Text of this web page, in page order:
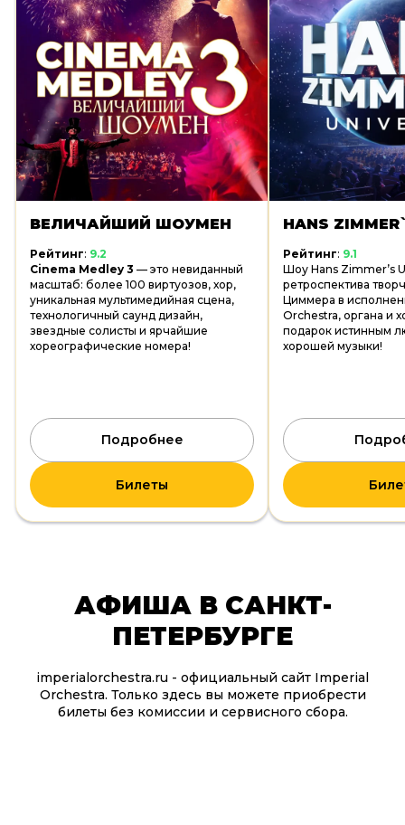
HANS ZIMMER`S UNIVERSE
Рейтинг :9.1
Шоу Hans Zimmer’s Universe – полная
ретроспектива творчества Ханса
Циммера в исполнении Imperial
Orchestra, органа и хора — лучший
подарок истинным любителям кино и
хорошей музыки!
Подробнее
Билеты
ФАНТАЗИЯ
Рейтинг :8.9
В программе
саундтреки из
фильмов: «
«Унесённые
«Принцесса
«Ветер крепчает
АФИША В САНКТ-
ПЕТЕРБУРГЕ
imperialorchestra.ru - официальный сайт Imperial
Orchestra. Только здесь вы можете приобрести
билеты без комиссии и сервисного сбора.